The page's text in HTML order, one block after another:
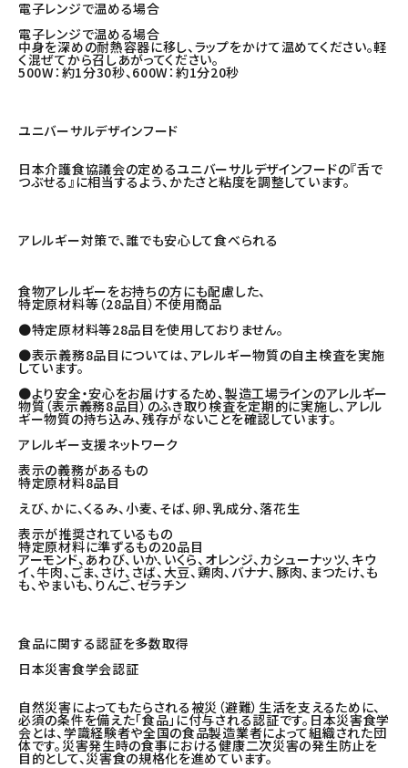
電子レンジで温める場合
電子レンジで温める場合
中身を深めの耐熱容器に移し、ラップをかけて温めてください。軽
く混ぜてから召しあがってください。
500W：約1分30秒、600W：約1分20秒
ユニバーサルデザインフード
日本介護食協議会の定めるユニバーサルデザインフードの『舌で
つぶせる』に相当するよう、かたさと粘度を調整しています。
アレルギー対策で、誰でも安心して食べられる
食物アレルギーをお持ちの方にも配慮した、
特定原材料等（28品目）不使用商品
●特定原材料等28品目を使用しておりません。
●表示義務8品目については、アレルギー物質の自主検査を実施
しています。
●より安全・安心をお届けするため、製造工場ラインのアレルギー
物質（表示義務8品目）のふき取り検査を定期的に実施し、アレル
ギー物質の持ち込み、残存がないことを確認しています。
アレルギー支援ネットワーク
表示の義務があるもの
特定原材料8品目
えび、かに、くるみ、小麦、そば、卵、乳成分、落花生
表示が推奨されているもの
特定原材料に準ずるもの20品目
アーモンド、あわび、いか、いくら、オレンジ、カシューナッツ、キウ
イ、牛肉、ごま、さけ、さば、大豆、鶏肉、バナナ、豚肉、まつたけ、も
も、やまいも、りんご、ゼラチン
食品に関する認証を多数取得
日本災害食学会認証
自然災害によってもたらされる被災（避難）生活を支えるために、
必須の条件を備えた「食品」に付与される認証です。日本災害食学
会とは、学識経験者や全国の食品製造業者によって組織された団
体です。災害発生時の食事における健康二次災害の発生防止を
目的として、災害食の規格化を進めています。